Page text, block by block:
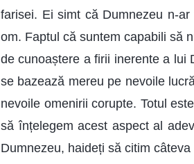
farisei. Ei simt că Dumnezeu n-
om. Faptul că suntem capabili să
de cunoaștere a firii inerente a lui
se bazează mereu pe nevoile
nevoile omenirii corupte. Totul
să înțelegem acest aspect al
Dumnezeu, haideți să citim